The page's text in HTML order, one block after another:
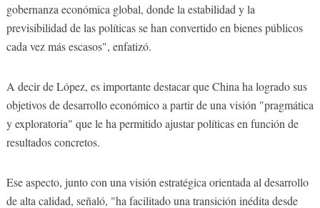
gobernanza económica global, donde la estabilidad y la
previsibilidad de las políticas se han convertido en bienes públicos
cada vez más escasos", enfatizó.
A decir de López, es importante destacar que China ha logrado sus
objetivos de desarrollo económico a partir de una visión "pragmática
y exploratoria" que le ha permitido ajustar políticas en función de
resultados concretos.
Ese aspecto, junto con una visión estratégica orientada al desarrollo
de alta calidad, señaló, "ha facilitado una transición inédita desde